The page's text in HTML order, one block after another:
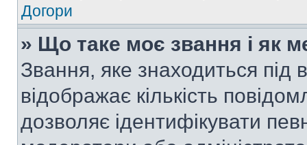
Догори
» Що таке моє звання і як
Звання, яке знаходиться
відображає кількість
дозволяє ідентифікувати